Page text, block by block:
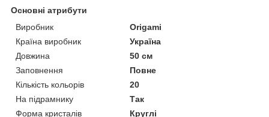
Основні атрибути
Виробник
Origami
Країна виробник
Україна
Довжина
50 см
Заповнення
Повне
Кількість кольорів
20
На підрамнику
Так
Форма кристалів
Круглі